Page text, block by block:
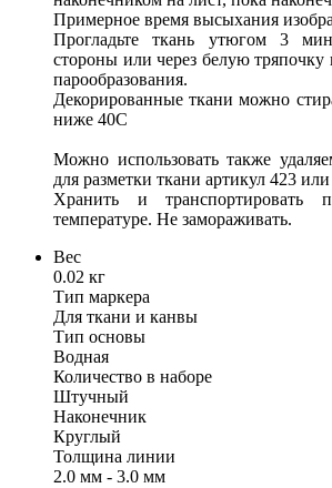
Примерное время высыхания
Прогладьте ткань утюгом 3
стороны или через белую
парообразования.
Декорированные ткани можно
ниже 40С
Можно использовать также
для разметки ткани артикул 423
Хранить и транспортировать
температуре. Не замораживать.
Вес
0.02 кг
Тип маркера
Для ткани и канвы
Тип основы
Водная
Количество в наборе
Штучный
Наконечник
Круглый
Толщина линии
2.0 мм - 3.0 мм